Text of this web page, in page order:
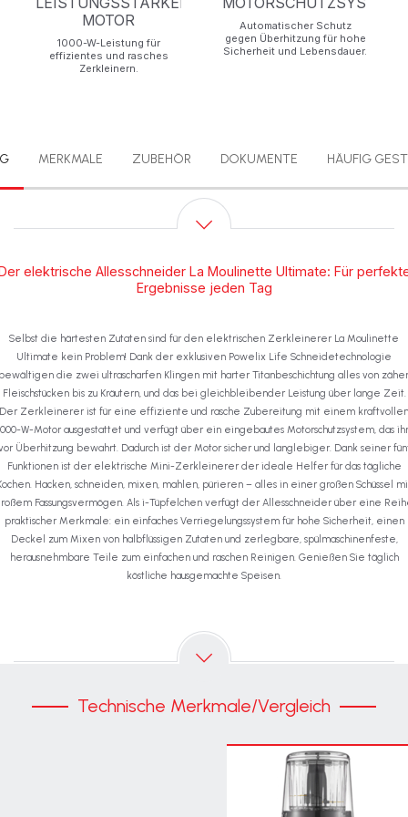
MOTOR
1000-W-Leistung für
effizientes und rasches
Zerkleinern.
Automatischer Schutz
gegen Überhitzung für hohe
Sicherheit und Lebensdauer.
MERKMALE ZUBEHÖR DOKUMENTE HÄUFIG
elektrische Allesschneider La Moulinette Ultimate: Für
Ergebnisse jeden Tag
Selbst die härtesten Zutaten sind für den elektrischen Zerkleinerer La Moulinette
Ultimate kein Problem! Dank der exklusiven Powelix Life Schneidetechnologie
die zwei ultrascharfen Klingen mit harter Titanbeschichtung alles von
Fleischstücken bis zu Kräutern, und das bei gleichbleibender Leistung über lange Zeit.
Der Zerkleinerer ist für eine effiziente und rasche Zubereitung mit einem kraftvollen
W-Motor ausgestattet und verfügt über ein eingebautes Motorschutzsystem, das
Überhitzung bewahrt. Dadurch ist der Motor sicher und langlebiger. Dank seiner
Funktionen ist der elektrische Mini-Zerkleinerer der ideale Helfer für das tägliche
Hacken, schneiden, mixen, mahlen, pürieren – alles in einer großen Schüssel
Fassungsvermögen. Als i-Tüpfelchen verfügt der Allesschneider über eine
praktischer Merkmale: ein einfaches Verriegelungssystem für hohe Sicherheit, einen
Deckel zum Mixen von halbflüssigen Zutaten und zerlegbare, spülmaschinenfeste,
herausnehmbare Teile zum einfachen und raschen Reinigen. Genießen Sie täglich
köstliche hausgemachte Speisen.
Technische Merkmale/Vergleich